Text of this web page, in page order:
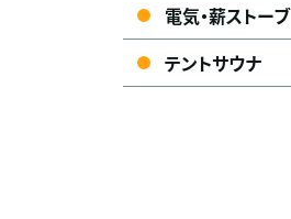
電気・薪ストーブ
テントサウナ